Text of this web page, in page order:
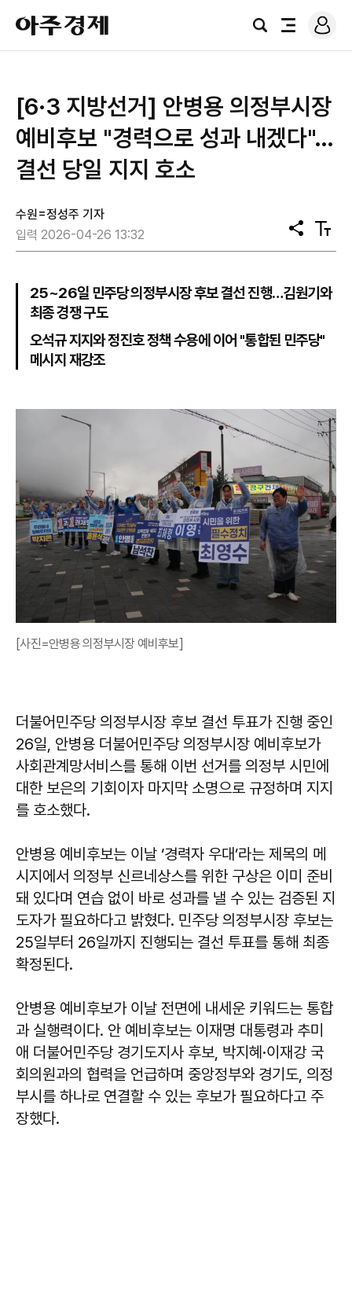
아
주
경
검
전
로
그
[6·3 지방선거] 안병용 의정부시장
예비후보 "경력으로 성과 내겠다"…
결선 당일 지지 호소
수원=정성주 기자
입력 2026-04-26 13:32
공
유
텍
스
기
25~26일 민주당 의정부시장 후보 결선 진행…김원기와
최종 경쟁 구도
오석규 지지와 정진호 정책 수용에 이어 "통합된 민주당"
메시지 재강조
[사진=안병용 의정부시장 예비후보]
더불어민주당 의정부시장 후보 결선 투표가 진행 중인
26일, 안병용 더불어민주당 의정부시장 예비후보가
사회관계망서비스를 통해 이번 선거를 의정부 시민에
대한 보은의 기회이자 마지막 소명으로 규정하며 지지
를 호소했다.
안병용 예비후보는 이날 ‘경력자 우대’라는 제목의 메
시지에서 의정부 신르네상스를 위한 구상은 이미 준비
돼 있다며 연습 없이 바로 성과를 낼 수 있는 검증된 지
도자가 필요하다고 밝혔다. 민주당 의정부시장 후보는
25일부터 26일까지 진행되는 결선 투표를 통해 최종
확정된다.
안병용 예비후보가 이날 전면에 내세운 키워드는 통합
과 실행력이다. 안 예비후보는 이재명 대통령과 추미
애 더불어민주당 경기도지사 후보, 박지혜·이재강 국
회의원과의 협력을 언급하며 중앙정부와 경기도, 의정
부시를 하나로 연결할 수 있는 후보가 필요하다고 주
장했다.